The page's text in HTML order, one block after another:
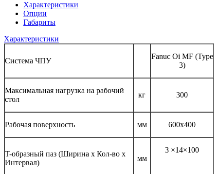
Характеристики
Опции
Габариты
Характеристики
Система ЧПУ
Fanuc Oi MF (Type
3)
Максимальная нагрузка на рабочий
стол
кг 300
Рабочая поверхность мм 600х400
T-образный паз (Ширина x Кол-во x
Интервал)
мм
3 ×14×100